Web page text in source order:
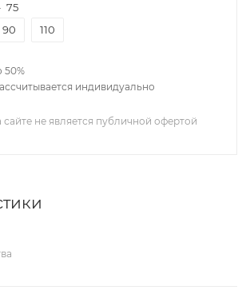
75
90 110
индивидуально
не является публичной офертой